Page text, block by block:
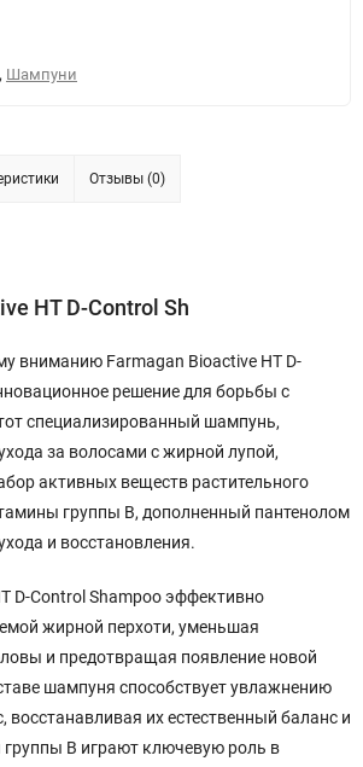
, Шампуни
Отзывы (0)
HT D-Control Sh
вниманию Farmagan Bioactive HT D-
решение для борьбы с
специализированный шампунь,
за волосами с жирной лупой,
активных веществ растительного
группы B, дополненный пантенолом
и восстановления.
D-Control Shampoo эффективно
жирной перхоти, уменьшая
и предотвращая появление новой
шампуня способствует увлажнению
восстанавливая их естественный баланс и
B играют ключевую роль в